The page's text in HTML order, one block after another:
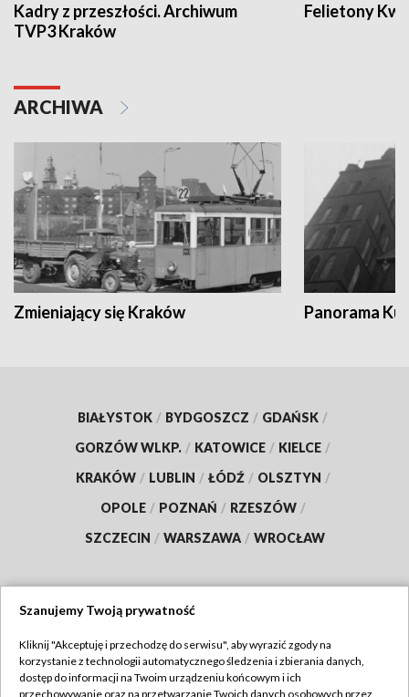
Kadry z przeszłości. Archiwum
TVP3 Kraków
Felietony
ARCHIWA
Zmieniający się Kraków Panorama
BIAŁYSTOK / BYDGOSZCZ / GDAŃSK /
GORZÓW WLKP. / KATOWICE / KIELCE /
KRAKÓW / LUBLIN / ŁÓDŹ / OLSZTYN /
OPOLE / POZNAŃ / RZESZÓW /
SZCZECIN / WARSZAWA / WROCŁAW
TVP
Szanujemy Twoją prywatność
Kliknij "Akceptuję i przechodzę do serwisu", aby wyrazić zgody na
korzystanie z technologii automatycznego śledzenia i zbierania danych,
dostęp do informacji na Twoim urządzeniu końcowym i ich
przechowywanie oraz na przetwarzanie Twoich danych osobowych przez